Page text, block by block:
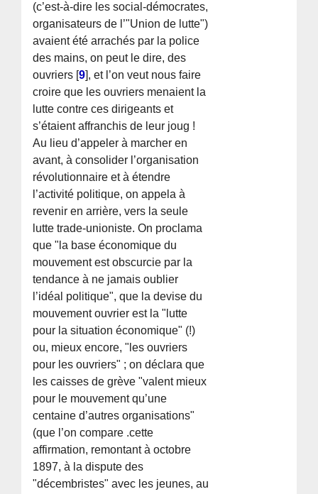
(c’est-à-dire les social-démocrates,
organisateurs de l’"Union de lutte")
avaient été arrachés par la police
des mains, on peut le dire, des
ouvriers [9], et l’on veut nous faire
croire que les ouvriers menaient la
lutte contre ces dirigeants et
s’étaient affranchis de leur joug !
Au lieu d’appeler à marcher en
avant, à consolider l’organisation
révolutionnaire et à étendre
l’activité politique, on appela à
revenir en arrière, vers la seule
lutte trade-unioniste. On proclama
que "la base économique du
mouvement est obscurcie par la
tendance à ne jamais oublier
l’idéal politique", que la devise du
mouvement ouvrier est la "lutte
pour la situation économique" (!)
ou, mieux encore, "les ouvriers
pour les ouvriers" ; on déclara que
les caisses de grève "valent mieux
pour le mouvement qu’une
centaine d’autres organisations"
(que l’on compare .cette
affirmation, remontant à octobre
1897, à la dispute des
"décembristes" avec les jeunes, au